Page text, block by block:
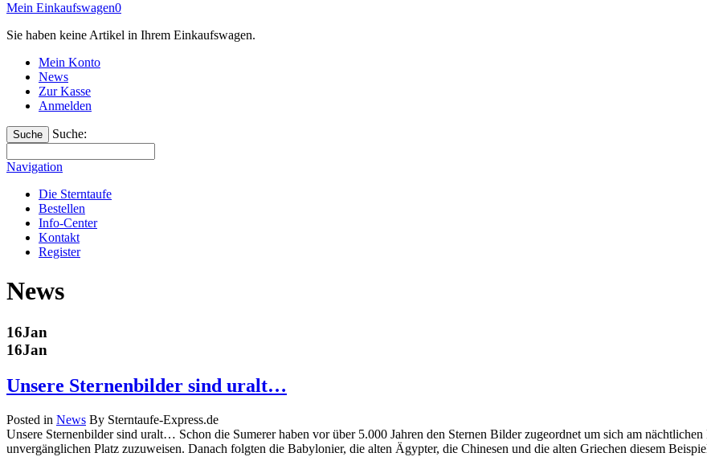
Mein Einkaufswagen0
Sie haben keine Artikel in Ihrem Einkaufswagen.
Mein Konto
News
Zur Kasse
Anmelden
Suche Suche:
Navigation
Die Sterntaufe
Bestellen
Info-Center
Kontakt
Register
News
16Jan
16Jan
Unsere Sternenbilder sind uralt…
Posted in News By Sterntaufe-Express.de
Unsere Sternenbilder sind uralt… Schon die Sumerer haben vor über 5.000 Jahren den Sternen Bilder zugeordnet um sich am
unvergänglichen Platz zuzuweisen. Danach folgten die Babylonier, die alten Ägypter, die Chinesen und die alten Griechen diesem